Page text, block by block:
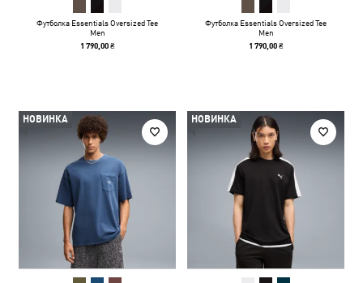
Футболка Essentials Oversized Tee
Men
1 790,00 ₴
Футболка Essentials Oversized Tee
Men
1 790,00 ₴
НОВИНКА НОВИНКА